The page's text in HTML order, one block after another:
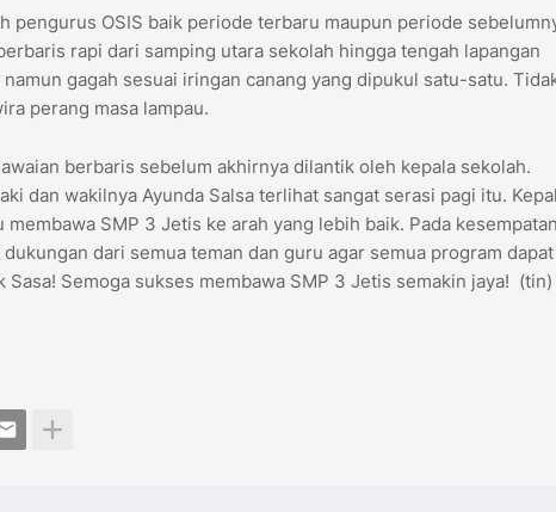
pengurus OSIS baik periode terbaru maupun periode
rapi dari samping utara sekolah hingga tengah lapangan
gagah sesuai iringan canang yang dipukul satu-satu.
perang masa lampau.
berbaris sebelum akhirnya dilantik oleh kepala sekolah.
dan wakilnya Ayunda Salsa terlihat sangat serasi pagi itu.
SMP 3 Jetis ke arah yang lebih baik. Pada
dari semua teman dan guru agar semua program dapat
Semoga sukses membawa SMP 3 Jetis semakin jaya! (tin)